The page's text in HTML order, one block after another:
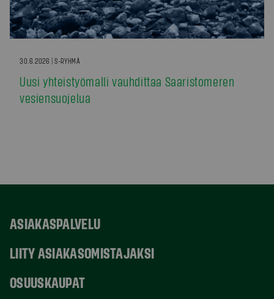
30.6.2026 | S-RYHMÄ
Uusi yhteistyömalli vauhdittaa Saaristomeren
vesiensuojelua
ASIAKASPALVELU
LIITY ASIAKASOMISTAJAKSI
OSUUSKAUPAT